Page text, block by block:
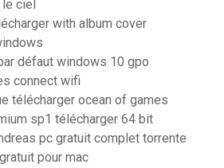
ciel
with album cover
défaut windows 10 gpo
connect wifi
télécharger ocean of games
sp1 télécharger 64 bit
pc gratuit complet torrente
pour mac